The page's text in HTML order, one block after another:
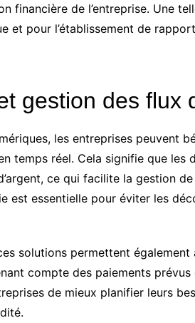
financière de l’entreprise. Une
et pour l’établissement de
gestion des flux
les entreprises peuvent
temps réel. Cela signifie que les
ce qui facilite la gestion
est essentielle pour éviter les
solutions permettent
compte des paiements
de mieux planifier leurs